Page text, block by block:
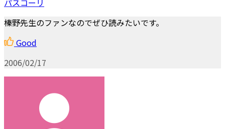
榛野先生のファンなのでぜひ読みたいです。
Good
2006/02/17